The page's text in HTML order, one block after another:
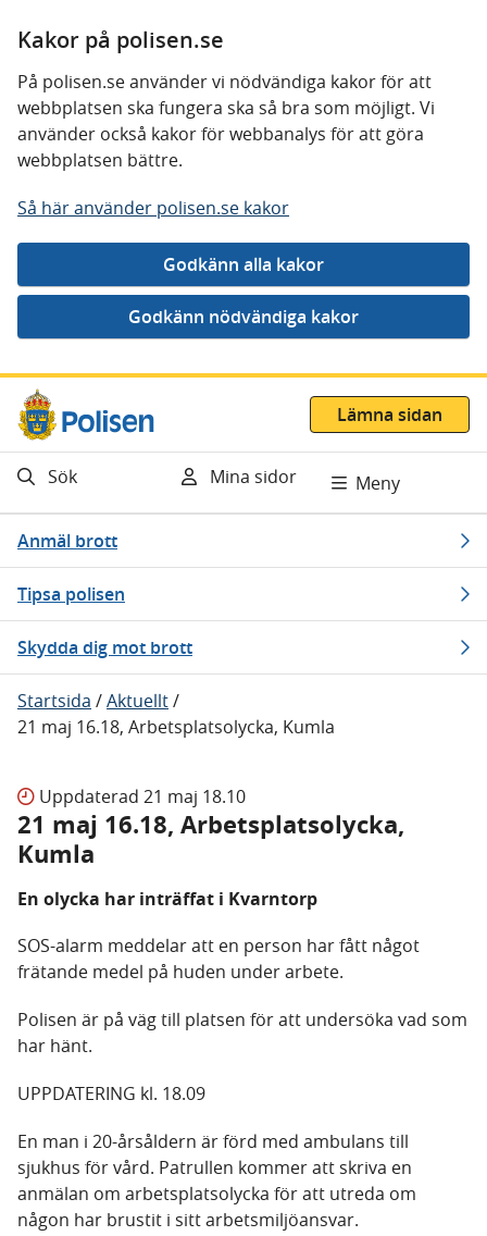
Kakor på polisen.se
På polisen.se använder vi nödvändiga kakor för att
webbplatsen ska fungera ska så bra som möjligt. Vi
använder också kakor för webbanalys för att göra
webbplatsen bättre.
Så här använder polisen.se kakor
Gå direkt till innehåll
Lämna sidan
Sök Mina sidor Meny
Anmäl brott
Tipsa polisen
Skydda dig mot brott
Startsida /Aktuellt/
21 maj 16.18, Arbetsplatsolycka, Kumla
Uppdaterad 21 maj 18.10
21 maj 16.18, Arbetsplatsolycka,
Kumla
En olycka har inträffat i Kvarntorp
SOS-alarm meddelar att en person har fått något
frätande medel på huden under arbete.
Polisen är på väg till platsen för att undersöka vad som
har hänt.
UPPDATERING kl. 18.09
En man i 20-årsåldern är förd med ambulans till
sjukhus för vård. Patrullen kommer att skriva en
anmälan om arbetsplatsolycka för att utreda om
någon har brustit i sitt arbetsmiljöansvar.